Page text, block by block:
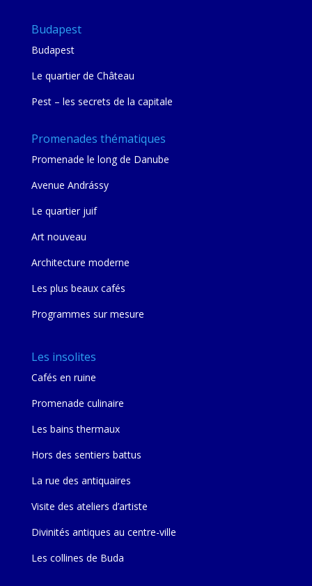
Budapest
Budapest
Le quartier de Château
Pest – les secrets de la capitale
Promenades thématiques
Promenade le long de Danube
Avenue Andrássy
Le quartier juif
Art nouveau
Architecture moderne
Les plus beaux cafés
Programmes sur mesure
Les insolites
Cafés en ruine
Promenade culinaire
Les bains thermaux
Hors des sentiers battus
La rue des antiquaires
Visite des ateliers d’artiste
Divinités antiques au centre-ville
Les collines de Buda